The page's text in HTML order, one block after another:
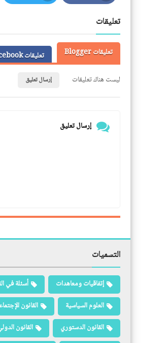
Facebook
Twitter
تعليقات
تعليقات Blogger
تعليقات Facebook
ليست هناك تعليقات
إرسال تعليق
إرسال تعليق
التسميات
إتفاقيات ومعاهدات أسئلة في
العلوم السياسية
القانون
القانون الدستوري
القانون